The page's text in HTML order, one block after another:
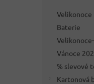
Velikonoce
Baterie
Vánoce
% slevové
Kartonová